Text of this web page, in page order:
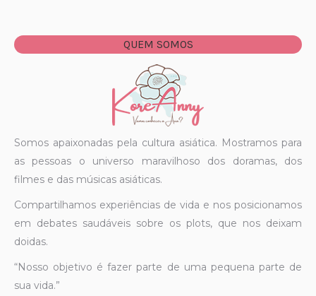
QUEM SOMOS
Somos apaixonadas pela cultura asiática. Mostramos para
as pessoas o universo maravilhoso dos doramas, dos
filmes e das músicas asiáticas.
Compartilhamos experiências de vida e nos posicionamos
em debates saudáveis sobre os plots, que nos deixam
doidas.
“Nosso objetivo é fazer parte de uma pequena parte de
sua vida.”